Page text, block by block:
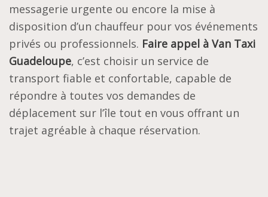
messagerie urgente ou encore la mise à
disposition d’un chauffeur pour vos événements
privés ou professionnels. Faire appel à Van Taxi
Guadeloupe, c’est choisir un service de
transport fiable et confortable, capable de
répondre à toutes vos demandes de
déplacement sur l’île tout en vous offrant un
trajet agréable à chaque réservation.